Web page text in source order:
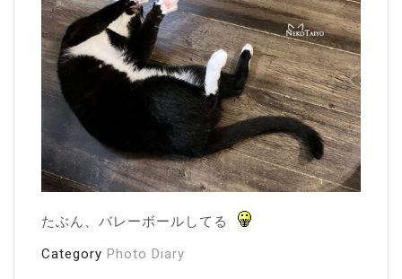
たぶん、バレーボールしてる
Category Photo Diary